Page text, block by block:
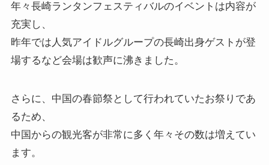
年々長崎ランタンフェスティバルのイベントは内容が
充実し、
昨年では人気アイドルグループの長崎出身ゲストが登
場するなど会場は歓声に沸きました。
さらに、中国の春節祭として行われていたお祭りであ
るため、
中国からの観光客が非常に多く年々その数は増えてい
ます。